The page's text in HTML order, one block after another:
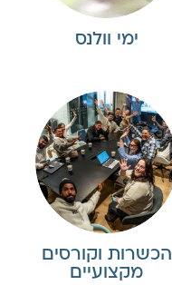
ימי וולנס
הכשרות וקורסים
מקצועיים